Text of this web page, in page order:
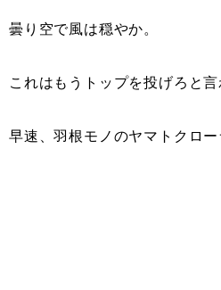
曇り空で風は穏やか。
これはもうトップを投げろと
早速、羽根モノのヤマトクロ